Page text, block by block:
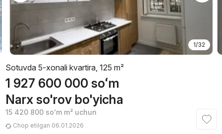
1/32
Sotuvda 5-xonali kvartira, 125 m²
1 927 600 000 soʻm
Narx so'rov bo'yicha
15 420 800 soʻmm² uchun
Chop etilgan 06.01.2026